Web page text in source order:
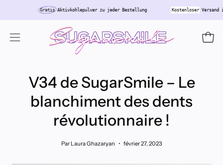
GratisAktivkohlepulver zu jeder Bestellung Kostenloser
Ouvrir
navigation
V34 de SugarSmile – Le
blanchiment des dents
révolutionnaire !
Par Laura Ghazaryan février 27, 2023